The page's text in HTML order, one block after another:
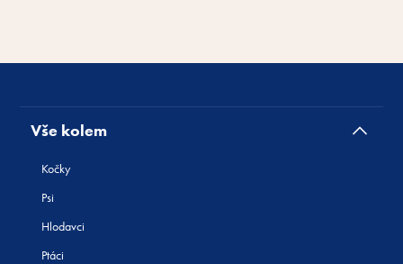
Vše kolem
Kočky
Psi
Hlodavci
Ptáci